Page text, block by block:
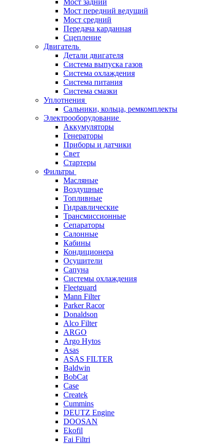
Мост задний
Мост передний ведущий
Мост средний
Передача карданная
Сцепление
Двигатель
Детали двигателя
Система выпуска газов
Система охлаждения
Система питания
Система смазки
Уплотнения
Сальники, кольца, ремкомплекты
Электрооборудование
Аккумуляторы
Генераторы
Приборы и датчики
Свет
Стартеры
Фильтры
Масляные
Воздушные
Топливные
Гидравлические
Трансмиссионные
Сепараторы
Салонные
Кабины
Кондиционера
Осушители
Сапуна
Системы охлаждения
Fleetguard
Mann Filter
Parker Racor
Donaldson
Alco Filter
ARGO
Argo Hytos
Asas
ASAS FILTER
Baldwin
BobCat
Case
Createk
Cummins
DEUTZ Engine
DOOSAN
Ekofil
Fai Filtri